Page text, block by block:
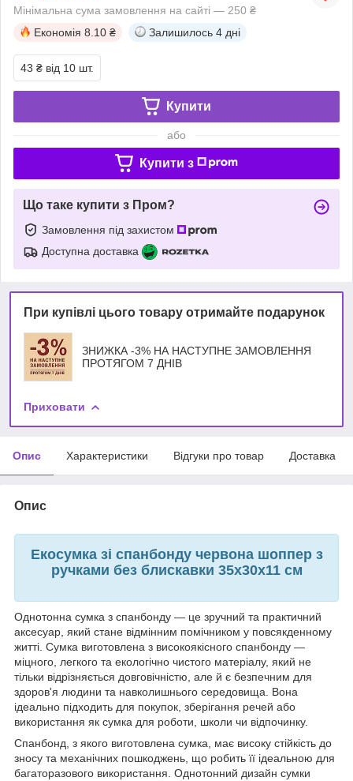
Мінімальна сума замовлення на сайті — 250 ₴
Економія 8.10 ₴ Залишилось 4 дні
43 ₴ від 10 шт.
Купити
або
Купити з
Що таке купити з Пром?
Замовлення під захистом
Доступна доставка
При купівлі цього товару отримайте подарунок
ЗНИЖКА -3% НА НАСТУПНЕ ЗАМОВЛЕННЯ
ПРОТЯГОМ 7 ДНІВ
Приховати
Опис Характеристики Відгуки про товар Доставка
Опис
Екосумка зі спанбонду червона шоппер з
ручками без блискавки 35х30х11 см
Однотонна сумка з спанбонду — це зручний та практичний
аксесуар, який стане відмінним помічником у повсякденному
житті. Сумка виготовлена з високоякісного спанбонду —
міцного, легкого та екологічно чистого матеріалу, який не
тільки відрізняється довговічністю, але й є безпечним для
здоров'я людини та навколишнього середовища. Вона
ідеально підходить для покупок, зберігання речей або
використання як сумка для роботи, школи чи відпочинку.
Спанбонд, з якого виготовлена сумка, має високу стійкість до
зносу та механічних пошкоджень, що робить її ідеальною для
багаторазового використання. Однотонний дизайн сумки